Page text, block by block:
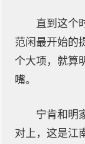
直到这个
范闲最开始的
个大项，就算
嘴。
宁肯和明
对上，这是江